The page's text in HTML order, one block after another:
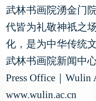
武林书画院湧金门
代皆为礼敬神祇之
化，是为中华传统
武林书画院新闻中
Press Office｜Wulin
www.wulin.ac.cn